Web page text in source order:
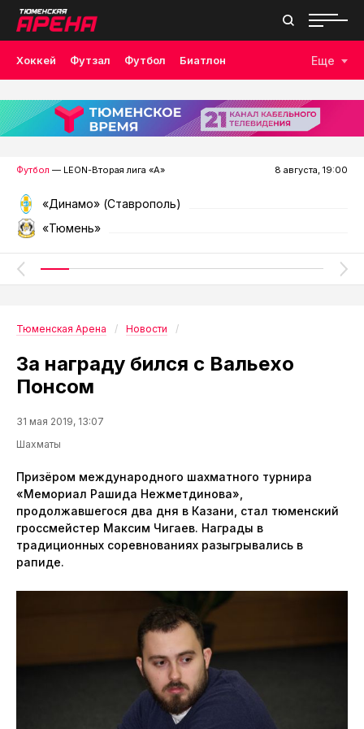
Хоккей Футзал Футбол Биатлон
Лыжные гонки Волейбол Плавание Дзюдо
Скалолазание Велоспорт Бокс
Еще
Футбол — LEON-Вторая лига «А» 8 августа, 19:00
«Динамо» (Ставрополь)
«Тюмень»
Тюменская Арена Новости
За награду бился с Вальехо
Понсом
31 мая 2019, 13:07
Шахматы
Призёром международного шахматного турнира
«Мемориал Рашида Нежметдинова»,
продолжавшегося два дня в Казани, стал тюменский
гроссмейстер Максим Чигаев. Награды в
традиционных соревнованиях разыгрывались в
рапиде.